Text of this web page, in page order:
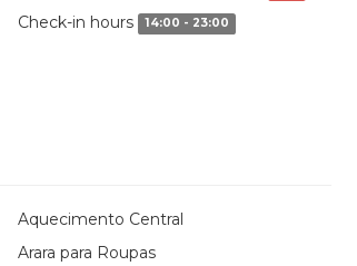
Check-in hours 14:00 - 23:00
Aquecimento Central
Arara para Roupas